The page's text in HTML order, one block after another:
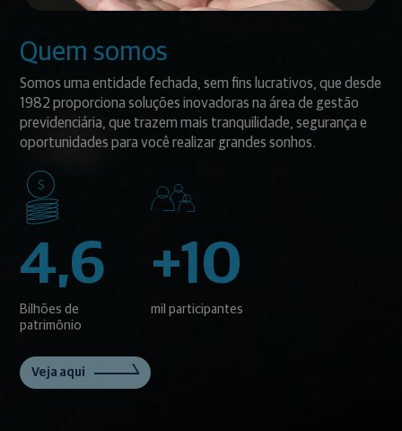
Quem somos
Somos uma entidade fechada, sem fins lucrativos, que desde
1982 proporciona soluções inovadoras na área de gestão
previdenciária, que trazem mais tranquilidade, segurança e
oportunidades para você realizar grandes sonhos.
4,6
Bilhões de
patrimônio
+10
mil participantes
Veja aqui